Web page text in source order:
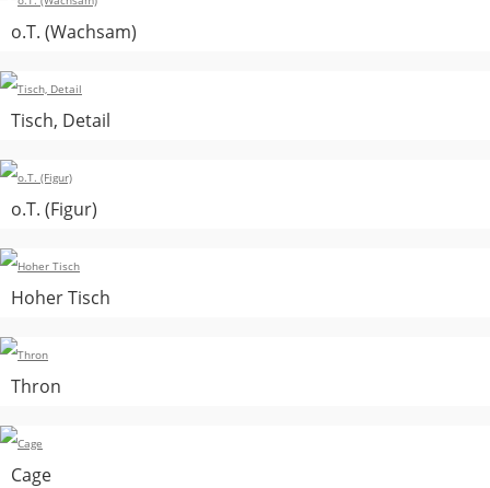
o.T. (Wachsam)
Tisch, Detail
o.T. (Figur)
Hoher Tisch
Thron
Cage